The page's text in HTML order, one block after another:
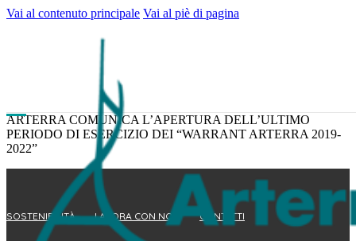
Vai al contenuto principale Vai al piè di pagina
ARTERRA COMUNICA L’APERTURA DELL’ULTIMO
PERIODO DI ESERCIZIO DEI “WARRANT ARTERRA 2019-
2022”
SOSTENIBILITÀ LAVORA CON NOI CONTATTI